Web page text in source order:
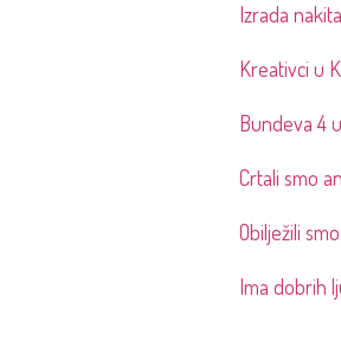
Izrada
Kreativci u
Bundeva 4 u
Crtali smo
Obilježili
Ima dobrih